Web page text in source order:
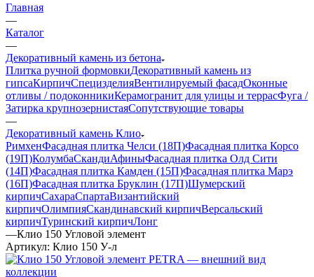
Главная
—
Каталог
—
Декоративный камень из бетона
Плитка ручной формовкиДекоративный камень из
гипсаКирпичСпецизделияВентилируемый фасадОконные
отливы / подоконникиКерамогранит для улицы и террасФуга /
Затирка крупнозернистаяСопутствующие товары
—
Декоративный камень Клио
РимхенФасадная плитка Челси (18П)Фасадная плитка Корсо
(19П)КолумбаСкандиАфиныФасадная плитка Олд Сити
(14П)Фасадная плитка Камден (15П)Фасадная плитка Марэ
(16П)Фасадная плитка Бруклин (17П)Шумерский
кирпичСахараСпартаВизантийский
кирпичОлимпияСкандинавский кирпичВерсальский
кирпичТуринский кирпичЛонг
—Клио 150 Угловой элемент
Артикул: Клио 150 У-л